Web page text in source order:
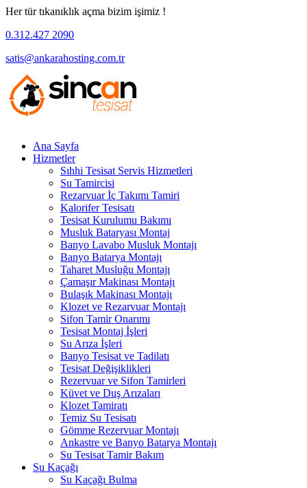
Her tür tıkanıklık açma bizim işimiz !
0.312.427 2090
satis@ankarahosting.com.tr
Ana Sayfa
Hizmetler
Sıhhi Tesisat Servis Hizmetleri
Su Tamircisi
Rezarvuar İç Takımı Tamiri
Kalorifer Tesisatı
Tesisat Kurulumu Bakımı
Musluk Bataryası Montaj
Banyo Lavabo Musluk Montajı
Banyo Batarya Montajı
Taharet Musluğu Montajı
Çamaşır Makinası Montajı
Bulaşık Makinası Montajı
Klozet ve Rezarvuar Montajı
Sifon Tamir Onarımı
Tesisat Montaj İşleri
Su Arıza İşleri
Banyo Tesisat ve Tadilatı
Tesisat Değişiklikleri
Rezervuar ve Sifon Tamirleri
Küvet ve Duş Arızaları
Klozet Tamiratı
Temiz Su Tesisatı
Gömme Rezervuar Montajı
Ankastre ve Banyo Batarya Montajı
Su Tesisat Tamir Bakım
Su Kaçağı
Su Kaçağı Bulma